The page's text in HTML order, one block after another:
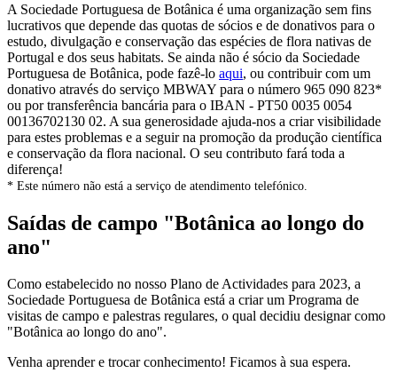
A Sociedade Portuguesa de Botânica é uma organização sem fins
lucrativos que depende das quotas de sócios e de donativos para o
estudo, divulgação e conservação das espécies de flora nativas de
Portugal e dos seus habitats. Se ainda não é sócio da Sociedade
Portuguesa de Botânica, pode fazê-lo aqui, ou contribuir com um
donativo através do serviço MBWAY para o número 965 090 823*
ou por transferência bancária para o IBAN - PT50 0035 0054
00136702130 02. A sua generosidade ajuda-nos a criar visibilidade
para estes problemas e a seguir na promoção da produção científica
e conservação da flora nacional. O seu contributo fará toda a
diferença!
* Este número não está a serviço de atendimento telefónico.
Saídas de campo "Botânica ao longo do
ano"
Como estabelecido no nosso Plano de Actividades para 2023, a
Sociedade Portuguesa de Botânica está a criar um Programa de
visitas de campo e palestras regulares, o qual decidiu designar como
"Botânica ao longo do ano".
Venha aprender e trocar conhecimento! Ficamos à sua espera.